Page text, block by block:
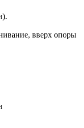
вверх опоры